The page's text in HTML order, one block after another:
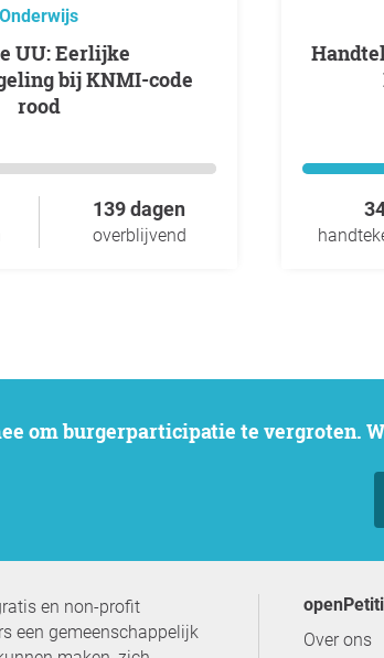
Onderwijs
bij KNMI-code
rood
139 dagen
overblijvend
Handtekeningenactie Behoud ‘Onze’
om burgerparticipatie te vergroten.
en non-profit
een gemeenschappelijk
Over ons